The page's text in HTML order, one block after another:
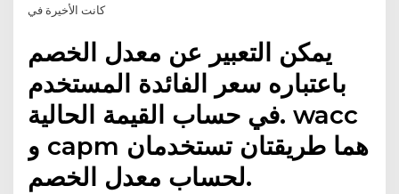
كانت الأخيرة في
يمكن التعبير عن معدل الخصم
باعتباره سعر الفائدة المستخدم
في حساب القيمة الحالية. wacc
و capm هما طريقتان تستخدمان
لحساب معدل الخصم.